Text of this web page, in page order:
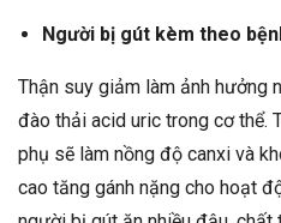
Người bị gút kèm theo
Thận suy giảm làm ảnh hưởng
đào thải acid uric trong cơ thể.
phụ sẽ làm nồng độ canxi và
cao tăng gánh nặng cho hoạt